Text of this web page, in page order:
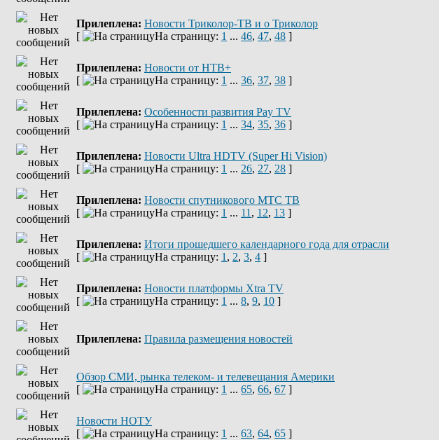
Прилеплена: Новости Триколор-ТВ и о Триколор
[
На страницу: 1 ... 46, 47, 48 ]
Прилеплена: Новости от НТВ+
[
На страницу: 1 ... 36, 37, 38 ]
Прилеплена: Оcобенности развития Pay TV
[
На страницу: 1 ... 34, 35, 36 ]
Прилеплена: Новости Ultra HDTV (Super Hi Vision)
[
На страницу: 1 ... 26, 27, 28 ]
Прилеплена: Новости спутникового МТС ТВ
[
На страницу: 1 ... 11 , 12, 13 ]
Прилеплена: Итоги прошедшего календарного года для отрасли
[
На страницу: 1 , 2, 3, 4 ]
Прилеплена: Новости платформы Xtra TV
[
На страницу: 1 ... 8, 9, 10 ]
Прилеплена: Правила размещения новостей
Обзор СМИ, рынка телеком- и телевещания Америки
[
На страницу: 1 ... 65, 66, 67 ]
Новости НОТУ
[
На страницу: 1 ... 63, 64, 65 ]